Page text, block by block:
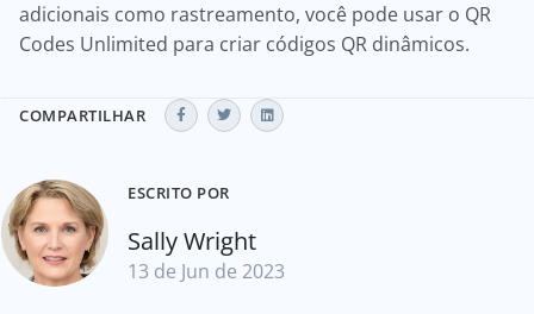
adicionais como rastreamento, você pode usar o QR
Codes Unlimited para criar códigos QR dinâmicos.
COMPARTILHAR
ESCRITO POR
Sally Wright
13 de Jun de 2023